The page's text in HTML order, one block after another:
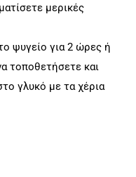
μερικές
ψυγείο για 2 ώρες ή
τοποθετήσετε και
γλυκό με τα χέρια